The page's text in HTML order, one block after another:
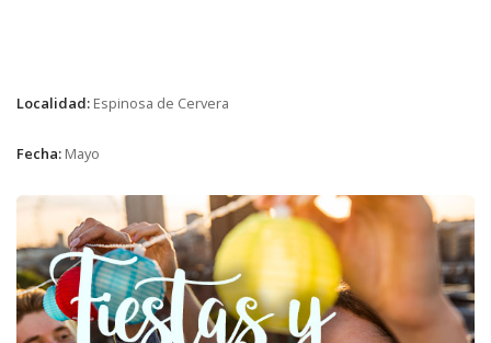
Localidad: Espinosa de Cervera
Fecha: Mayo